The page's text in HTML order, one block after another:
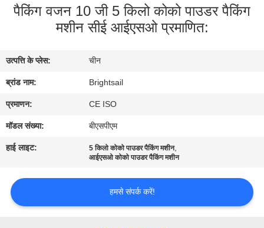
कारखाना
गुणवत्ता
नियंत्रण
संपर्क
समाचार
पैकिंग वजन 10 जी 5 किलो कोको पाउडर पैकिंग
मशीन सीई आईएसओ प्रमाणित:
उत्पत्ति के प्लेस: चीन
ब्रांड नाम: Brightsail
प्रमाणन: CE ISO
मॉडल संख्या: बीएसपीएम
हाई लाइट: 5 किलो कोको पाउडर पैकिंग मशीन,
आईएसओ कोको पाउडर पैकिंग मशीन
हमसे संपर्क करें!